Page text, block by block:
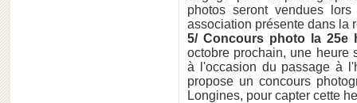
photos seront vendues
association présente dans la
5/ Concours photo la 25e
octobre prochain, une heure
à l'occasion du passage à
propose un concours
Longines, pour capter cette